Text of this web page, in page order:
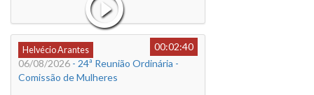
Helvécio Arantes
00:02:40
06/08/2026 - 24ª Reunião Ordinária -
Comissão de Mulheres